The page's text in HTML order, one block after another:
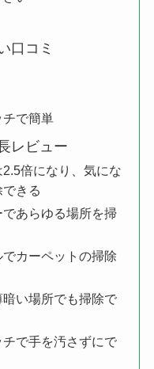
口コミ
チで簡単
レビュー
倍になり、気にな
きる
あらゆる場所を掃
カーペットの掃除
い場所でも掃除で
で手を汚さずにで